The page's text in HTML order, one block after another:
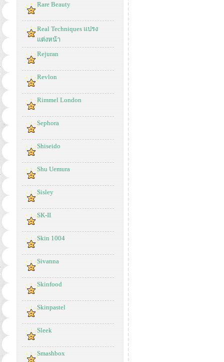
Rare Beauty
Real Techniques แปรง
แต่งหน้า
Rejuran
Revlon
Rimmel London
Sephora
Shiseido
Shu Uemura
Sisley
SK-II
Skin 1004
Sivanna
Skinfood
Skinpastel
Sleek
Smashbox